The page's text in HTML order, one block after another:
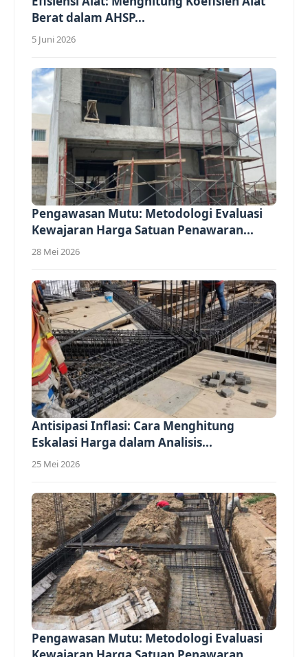
Berat dalam AHSP...
5 Juni 2026
Pengawasan Mutu: Metodologi Evaluasi
Kewajaran Harga Satuan Penawaran...
28 Mei 2026
Antisipasi Inflasi: Cara Menghitung
Eskalasi Harga dalam Analisis...
25 Mei 2026
Pengawasan Mutu: Metodologi Evaluasi